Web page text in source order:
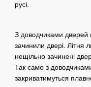
русі.
З доводчиками дверей
зачинили двері. Літня
нещільно зачинені
Так само з
закриватимуться